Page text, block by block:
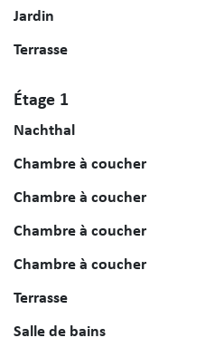
Jardin
Terrasse
Étage 1
Nachthal
Chambre à coucher
Chambre à coucher
Chambre à coucher
Chambre à coucher
Terrasse
Salle de bains